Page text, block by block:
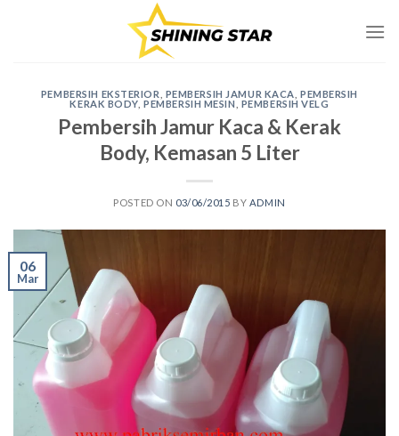
PEMBERSIH EKSTERIOR PEMBERSIH JAMUR KACA ,PEMBERSIH
KERAK BODY ,PEMBERSIH MESIN PEMBERSIH VELG
Pembersih Jamur Kaca & Kerak
Body, Kemasan 5 Liter
POSTED ON 03/06/2015 BY ADMIN
06
Mar